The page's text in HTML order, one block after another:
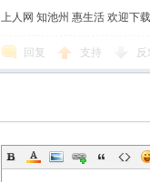
上人网 知池州 惠生活 欢迎下
回复 支持